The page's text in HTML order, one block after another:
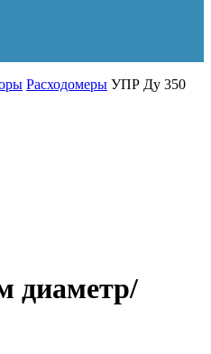
Расходомеры УПР Ду 350
диаметр/